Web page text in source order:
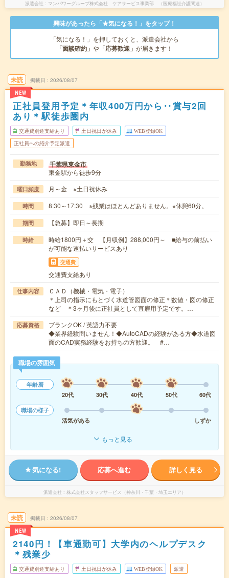
派遣会社 マンパワーグループ株式会社 ケアサービス事業部 （医療福祉介護関連）
興味があったら「★気になる！」をタップ！
「気になる！」を押しておくと、派遣会社から
「面談確約」 や 「応募歓迎」 が届きます！
未読
NEW
掲載日 2026/08/07
正社員登用予定＊年収400万円から‥賞与2回
あり＊駅徒歩圏内
交通費別途支給あり 土日祝日が休み WEB登録OK
正社員への紹介予定派遣
勤務地 千葉県東金市
東金駅から徒歩9分
曜日頻度 月～金 ※土日祝休み
時間 8:30～17:30 ※残業はほとんどありません。※休憩60分。
期間 【急募】即日～長期
時給
時給1800円＋交 【月収例】288,000円～ ■給与の前払い
が可能な速払いサービスあり
交通費
交通費支給あり
仕事内容
ＣＡＤ（機械・電気・電子）
＊上司の指示にもとづく水道管図面の修正＊数値・図の修正
など ＊3ヶ月後に正社員として直雇用予定です。…
応募資格
ブランクOK / 英語力不要
◆業界経験問いません！◆AutoCADの経験がある方◆水道図
面のCAD実務経験をお持ちの方歓迎。 #…
職場の雰囲気
年齢層
20代
30代 40代 50代
60代
職場の様子
活気がある
しずか
もっと見る
気になる! 応募へ進む 詳しく見る
派遣会社 株式会社スタッフサービス（神奈川・千葉・埼玉エリア）
未読
NEW
掲載日 2026/08/07
2140円！【車通勤可】大学内のヘルプデスク
＊残業少
交通費別途支給あり 土日祝日が休み WEB登録OK 派遣